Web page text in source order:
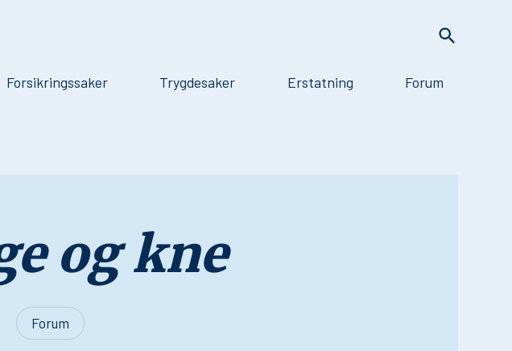
Forsikringssaker Trygdesaker Erstatning Forum
og kne
Forum